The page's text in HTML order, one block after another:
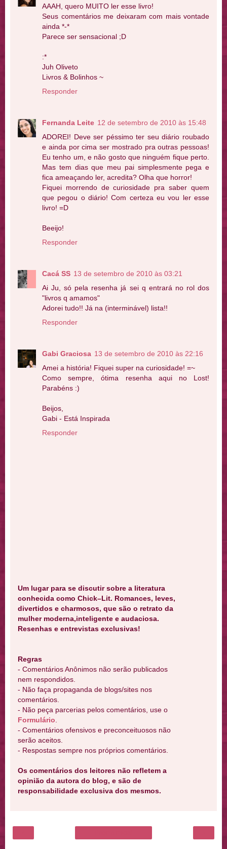
AAAH, quero MUITO ler esse livro!
Seus comentários me deixaram com mais vontade
ainda *-*
Parece ser sensacional ;D
:*
Juh Oliveto
Livros & Bolinhos ~
Responder
Fernanda Leite 12 de setembro de 2010 às 15:48
ADOREI! Deve ser péssimo ter seu diário roubado
e ainda por cima ser mostrado pra outras pessoas!
Eu tenho um, e não gosto que ninguém fique perto.
Mas tem dias que meu pai simplesmente pega e
fica ameaçando ler, acredita? Olha que horror!
Fiquei morrendo de curiosidade pra saber quem
que pegou o diário! Com certeza eu vou ler esse
livro! =D
Beeijo!
Responder
Cacá SS 13 de setembro de 2010 às 03:21
Ai Ju, só pela resenha já sei q entrará no rol dos
"livros q amamos"
Adorei tudo!! Já na (interminável) lista!!
Responder
Gabi Graciosa 13 de setembro de 2010 às 22:16
Amei a história! Fiquei super na curiosidade! =~
Como sempre, ótima resenha aqui no Lost!
Parabéns :)
Beijos,
Gabi - Está Inspirada
Responder
Um lugar para se discutir sobre a literatura
conhecida como Chick–Lit. Romances, leves,
divertidos e charmosos, que são o retrato da
mulher moderna,inteligente e audaciosa.
Resenhas e entrevistas exclusivas!
Regras
- Comentários Anônimos não serão publicados
nem respondidos.
- Não faça propaganda de blogs/sites nos
comentários.
- Não peça parcerias pelos comentários, use o
Formulário.
- Comentários ofensivos e preconceituosos não
serão aceitos.
- Respostas sempre nos próprios comentários.
Os comentários dos leitores não refletem a
opinião da autora do blog, e são de
responsabilidade exclusiva dos mesmos.